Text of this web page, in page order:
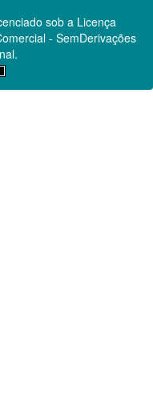
sob a Licença
- SemDerivações